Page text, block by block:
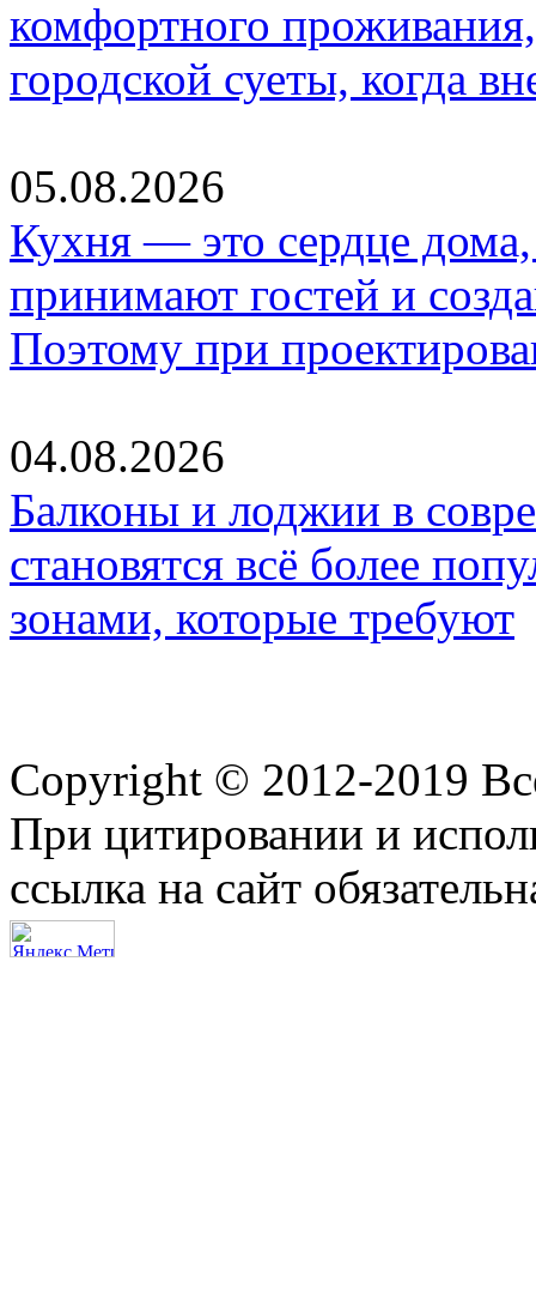
комфортного
городской суеты, когда
05.08.2026
Кухня — это сердце дома,
принимают гостей и
Поэтому при
04.08.2026
Балконы и лоджии в
становятся всё более
зонами, которые требуют
Copyright © 2012-2019
При цитировании и
ссылка на сайт